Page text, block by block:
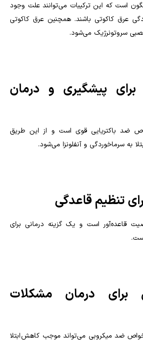
است که این ترکیبات می‌توانند علت وجود
عرق کاکوتی باشند. همچنین عرق کاکوتی
سروتونرژیک می‌شود.
پیشگیری و درمان
ضد باکتریایی قوی است و از این طریق
به سرماخوردگی و آنفلونزا می‌شود.
تنظیم قاعدگی
قاعده‌آور است و یک گزینه درمانی برای
برای درمان مشکلات
ضد میکروبی می‌تواند موجب کاهش ابتلا